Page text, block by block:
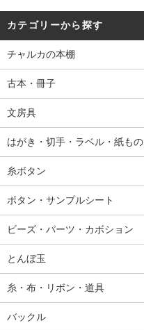
カテゴリーから探す
チャルカの本棚
古本・冊子
文房具
はがき・切手・ラベル・紙もの
糸ボタン
ボタン・サンプルシート
ビーズ・パーツ・カボション
とんぼ玉
糸・布・リボン・道具
バックル